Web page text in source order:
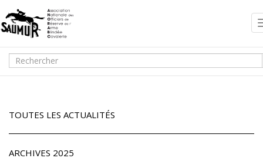
TOUTES LES ACTUALITÉS
ARCHIVES 2025